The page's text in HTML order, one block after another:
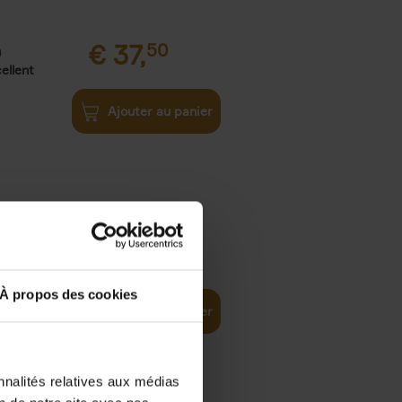
À propos des cookies
relatives aux médias
€ 37,50
Ajouter au panier
world 29,99
Ajouter au panier